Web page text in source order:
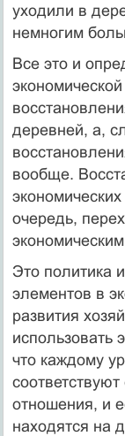
уходили в
немногим
Все это и
деревней, а,
вообще.
очередь,
Это политика
элементов в
развития
использовать
что каждому
отношения, и
находятся на